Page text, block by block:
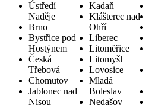
Ústředí
Naděje
Brno
Bystřice pod
Hostýnem
Česká
Třebová
Chomutov
Jablonec nad
Nisou
Kadaň
Klášterec nad
Ohří
Liberec
Litoměřice
Litomyšl
Lovosice
Mladá
Boleslav
Nedašov